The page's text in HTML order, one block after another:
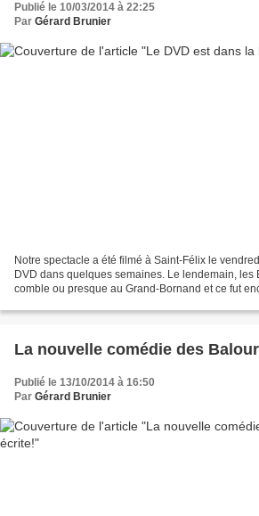
Publié le 10/03/2014 à 22:25
Par Gérard Brunier
Notre spectacle a été filmé à Saint-Félix le
DVD dans quelques semaines. Le lendemain, les
comble ou presque au Grand-Bornand et ce fut
La nouvelle comédie des
Publié le 13/10/2014 à 16:50
Par Gérard Brunier